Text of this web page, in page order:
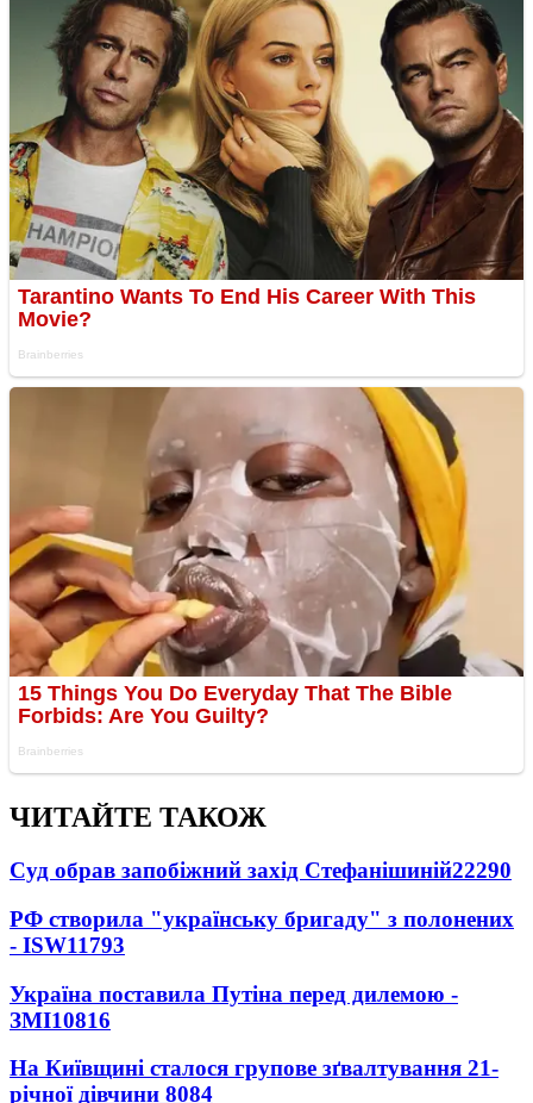
ЧИТАЙТЕ ТАКОЖ
Суд обрав запобіжний захід Стефанішиній22290
РФ створила "українську бригаду" з полонених
- ISW11793
Україна поставила Путіна перед дилемою -
ЗМІ10816
На Київщині сталося групове зґвалтування 21-
річної дівчини 8084